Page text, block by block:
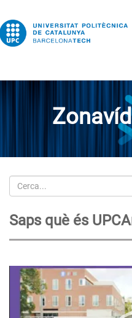
Cerca
Saps què és